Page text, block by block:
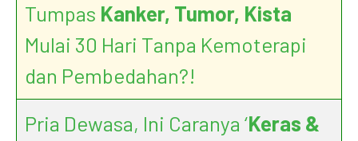
Tumpas Kanker, Tumor, Kista
Mulai 30 Hari Tanpa Kemoterapi
dan Pembedahan?!
Pria Dewasa, Ini Caranya ‘Keras &